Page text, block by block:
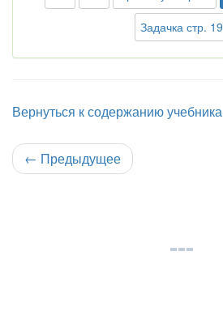
Задачка стр. 19
Вернуться к содержанию учебника
← Предыдущее